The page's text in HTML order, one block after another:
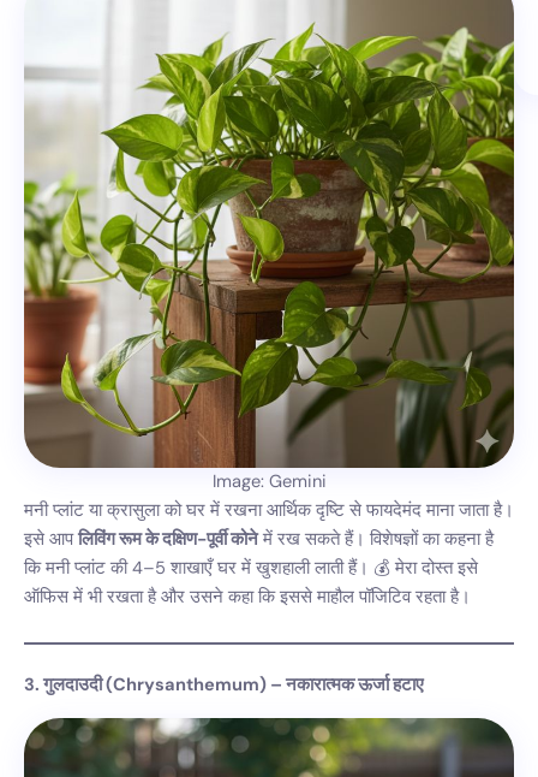
Image: Gemini
मनी प्लांट या क्रासुला को घर में रखना आर्थिक दृष्टि से फायदेमंद माना जाता है।
इसे आपलिविंग रूम के दक्षिण-पूर्वी कोनेमें रख सकते हैं। विशेषज्ञों का कहना है
कि मनी प्लांट की 4–5 शाखाएँ घर में खुशहाली लाती हैं। 💰 मेरा दोस्त इसे
ऑफिस में भी रखता है और उसने कहा कि इससे माहौल पॉजिटिव रहता है।
3. गुलदाउदी (Chrysanthemum) – नकारात्मक ऊर्जा हटाए